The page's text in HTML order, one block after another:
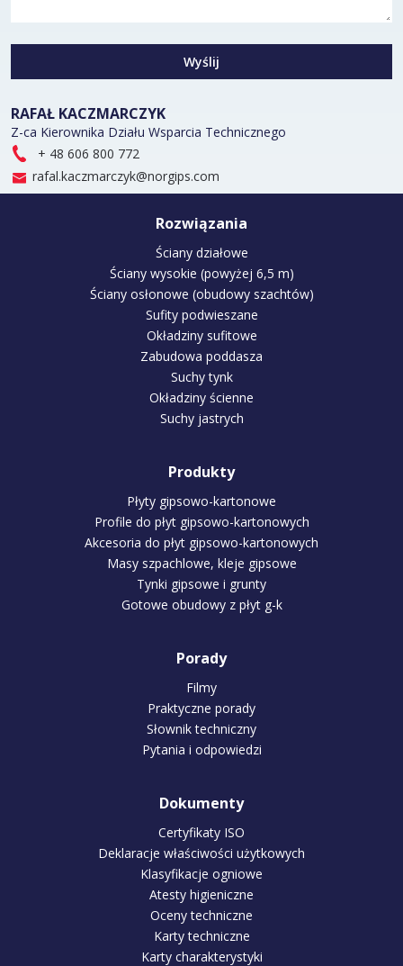
Wyślij
RAFAŁ KACZMARCZYK
Z-ca Kierownika Działu Wsparcia Technicznego
+ 48 606 800 772
rafal.kaczmarczyk@norgips.com
Rozwiązania
Ściany działowe
Ściany wysokie (powyżej 6,5 m)
Ściany osłonowe (obudowy szachtów)
Sufity podwieszane
Okładziny sufitowe
Zabudowa poddasza
Suchy tynk
Okładziny ścienne
Suchy jastrych
Produkty
Płyty gipsowo-kartonowe
Profile do płyt gipsowo-kartonowych
Akcesoria do płyt gipsowo-kartonowych
Masy szpachlowe, kleje gipsowe
Tynki gipsowe i grunty
Gotowe obudowy z płyt g-k
Porady
Filmy
Praktyczne porady
Słownik techniczny
Pytania i odpowiedzi
Dokumenty
Certyfikaty ISO
Deklaracje właściwości użytkowych
Klasyfikacje ogniowe
Atesty higieniczne
Oceny techniczne
Karty techniczne
Karty charakterystyki